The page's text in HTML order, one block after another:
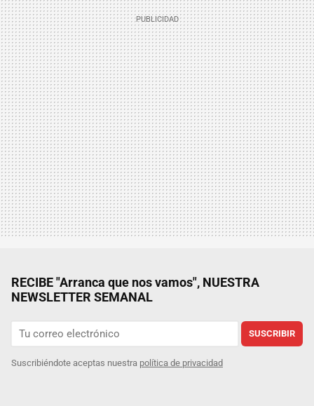
RECIBE "Arranca que nos vamos", NUESTRA
NEWSLETTER SEMANAL
SUSCRIBIR
Suscribiéndote aceptas nuestra política de privacidad